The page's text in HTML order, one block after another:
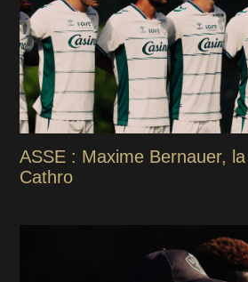
ASSE : Maxime Bernauer,
Cathro